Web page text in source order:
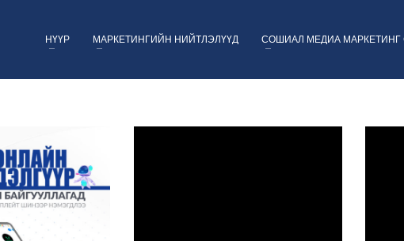
НҮҮР МАРКЕТИНГИЙН НИЙТЛЭЛҮҮД СОШИАЛ МЕДИА МАРКЕТИНГ